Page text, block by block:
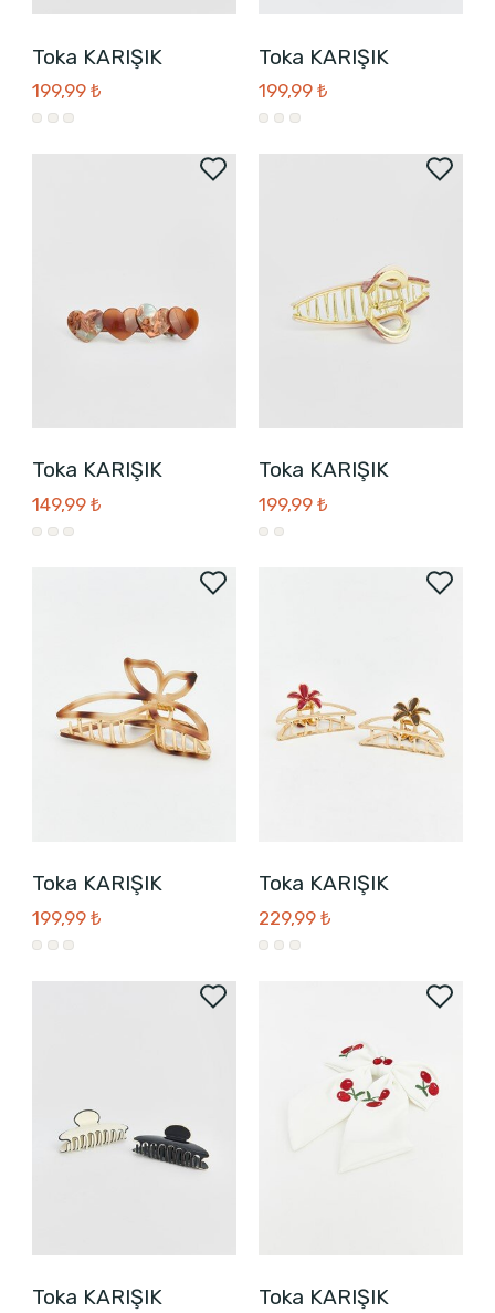
Toka KARIŞIK
199,99 ₺
Toka KARIŞIK
199,99 ₺
Toka KARIŞIK
149,99 ₺
Toka KARIŞIK
199,99 ₺
Toka KARIŞIK
199,99 ₺
Toka KARIŞIK
229,99 ₺
Toka KARIŞIK Toka KARIŞIK